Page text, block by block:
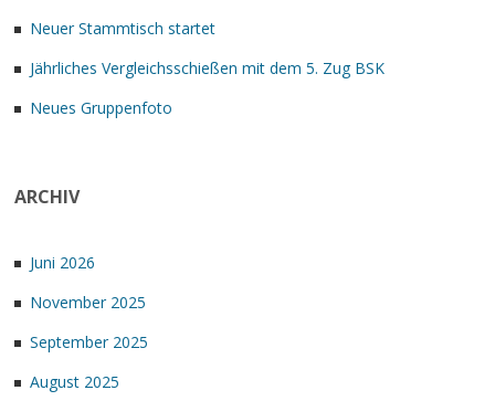
Neuer Stammtisch startet
Jährliches Vergleichsschießen mit dem 5. Zug BSK
Neues Gruppenfoto
ARCHIV
Juni 2026
November 2025
September 2025
August 2025